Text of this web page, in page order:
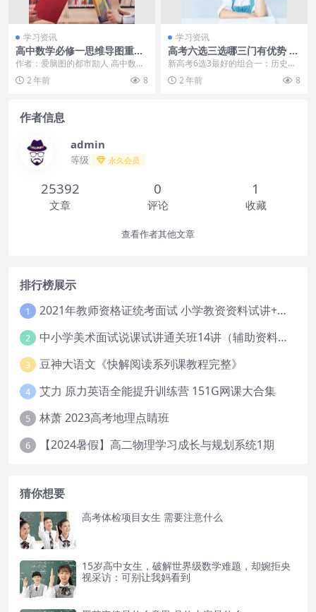
学习资讯
高中数学必修一思维导图重点
整理！高清专业数学脑图分
让人敬佩，就连亲儿子谢霆锋
作者：爱脑图的都市励人 高中数学
必修一书本重点有哪些？高中数学
必修一思维导图怎么...
2 年前 8
学习资讯
高考六选三选哪三门有优势 选
科组合方法有什么
新高考6选3最好的组合一：历史
+地理+生物 or 历史+地理+化学。
新高考6选3...
2 年前 8
作者信息
admin
等级 永久会员
25392
文章
0
评论
1
收藏
查看作者其他文章
排行榜展示
1 2021年教师资格证统考面试 小学教资资料试讲+答辩
2 中小学美术面试说课试讲通关班14讲（辅助资料第一套）
3 豆神大语文《快解阅读系列课教程完整》
4 艾力 原力英语全能提升训练营 151G网课大合集
5 林萧 2023高考地理点睛班
6 【2024暑假】高二物理学习成长与规划系统1期
猜你想要
高考体检项目女生 需要注意什么
15岁高中女生，破解世界级数学难题，却婉拒央
视采访：可别让我妈看到